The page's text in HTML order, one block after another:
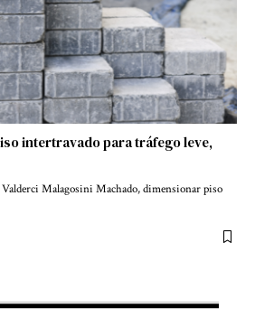
intertravado para tráfego leve,
Malagosini Machado, dimensionar piso